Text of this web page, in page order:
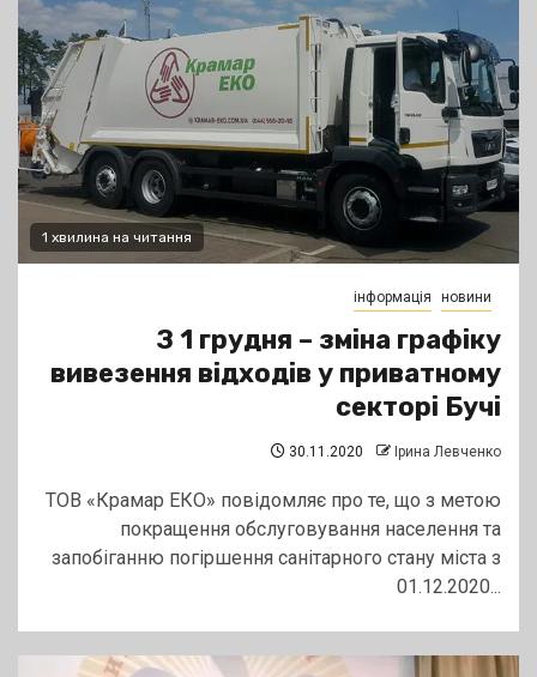
1 хвилина на читання
інформація новини
З 1 грудня – зміна графіку
вивезення відходів у приватному
секторі Бучі
30.11.2020 Ірина Левченко
ТОВ «Крамар ЕКО» повідомляє про те, що з метою
покращення обслуговування населення та
запобіганню погіршення санітарного стану міста з
01.12.2020...